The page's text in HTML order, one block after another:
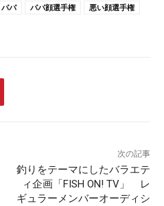
パパ パパ顔選手権
悪い顔選手権
次の記事
釣りをテーマにしたバラエテ
ィ企画「FISH ON! TV」 レ
ギュラーメンバーオーディシ